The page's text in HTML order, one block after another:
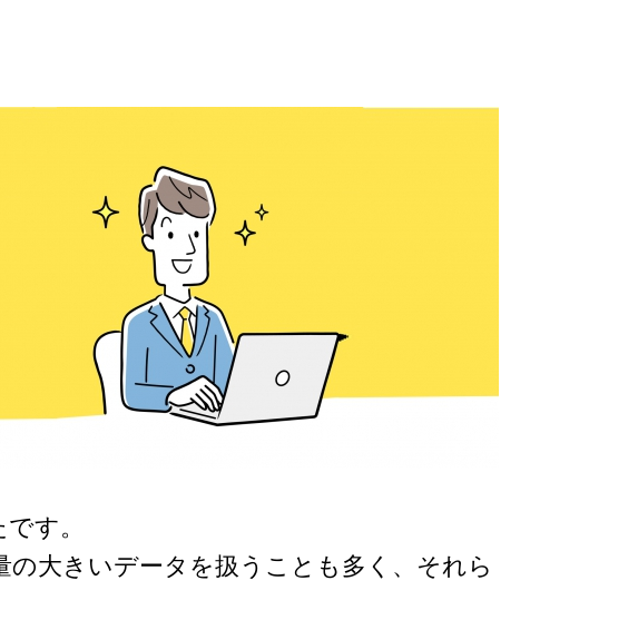
す。
大きいデータを扱うことも多く、それら